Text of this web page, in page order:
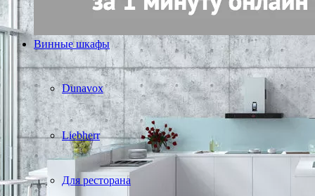
Винные шкафы
Dunavox
Liebherr
Для ресторана